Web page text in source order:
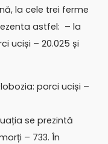
la cele trei ferme
astfel: – la
uciși – 20.025 și
porci uciși –
se prezintă
– 733. În